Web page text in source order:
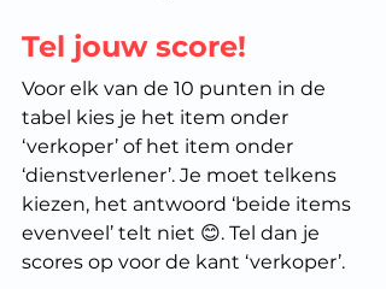
Tel jouw score!
Voor elk van de 10 punten in de
tabel kies je het item onder
‘verkoper’ of het item onder
‘dienstverlener’. Je moet telkens
kiezen, het antwoord ‘beide items
evenveel’ telt niet 😊. Tel dan je
scores op voor de kant ‘verkoper’.